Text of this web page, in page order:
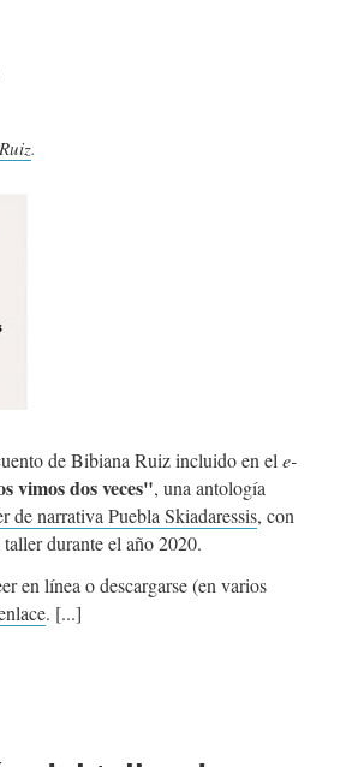
.
de Bibiana Ruiz incluido en ele-
vimos dos veces", una antología
de narrativa Puebla Skiadaressis, con
durante el año 2020.
en línea o descargarse (en varios
.